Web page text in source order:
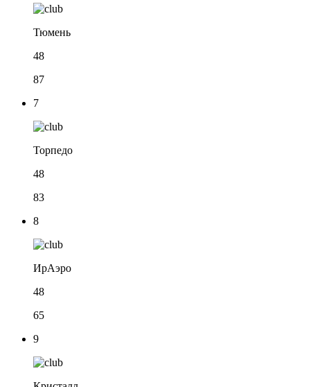
Тюмень
48
87
7
Торпедо
48
83
8
ИрАэро
48
65
9